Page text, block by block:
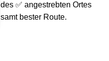
des ✅ angestrebten Ortes
samt bester Route.